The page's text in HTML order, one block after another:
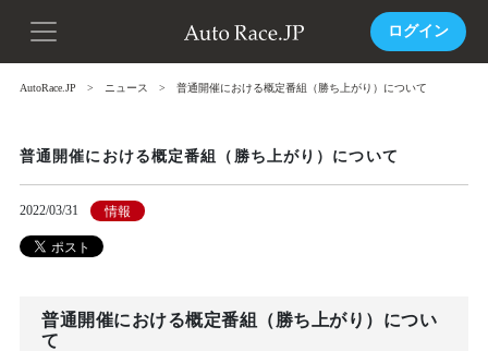
ログイン
AutoRace.JP ニュース 普通開催における概定番組（勝ち上がり）について
普通開催における概定番組（勝ち上がり）について
2022/03/31 情報
普通開催における概定番組（勝ち上がり）につい
て